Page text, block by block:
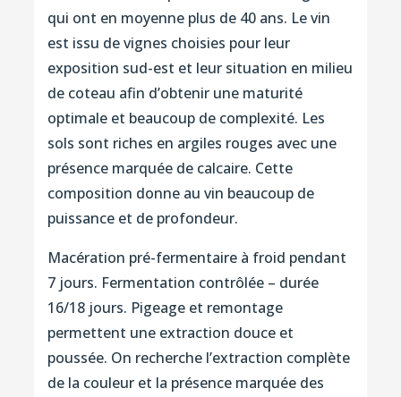
qui ont en moyenne plus de 40 ans. Le vin
est issu de vignes choisies pour leur
exposition sud-est et leur situation en milieu
de coteau afin d’obtenir une maturité
optimale et beaucoup de complexité. Les
sols sont riches en argiles rouges avec une
présence marquée de calcaire. Cette
composition donne au vin beaucoup de
puissance et de profondeur.
Macération pré-fermentaire à froid pendant
7 jours. Fermentation contrôlée – durée
16/18 jours. Pigeage et remontage
permettent une extraction douce et
poussée. On recherche l’extraction complète
de la couleur et la présence marquée des